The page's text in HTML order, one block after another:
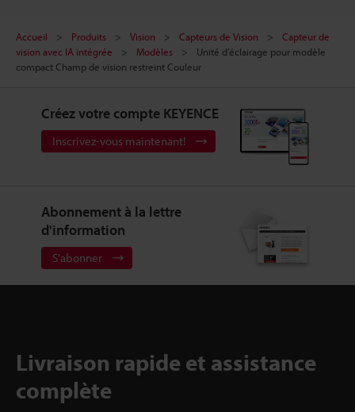
Accueil Produits Vision Capteurs de Vision
Capteur de
vision avec IA intégrée
Modèles
Unité d’éclairage pour modèle
compact Champ de vision restreint Couleur
Créez votre compte KEYENCE
Inscrivez-vous maintenant!
Abonnement à la lettre
d'information
S'abonner
Livraison rapide et assistance
complète